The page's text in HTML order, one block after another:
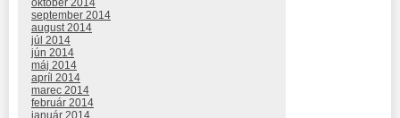
september 2014
august 2014
júl 2014
jún 2014
máj 2014
apríl 2014
marec 2014
február 2014
január 2014